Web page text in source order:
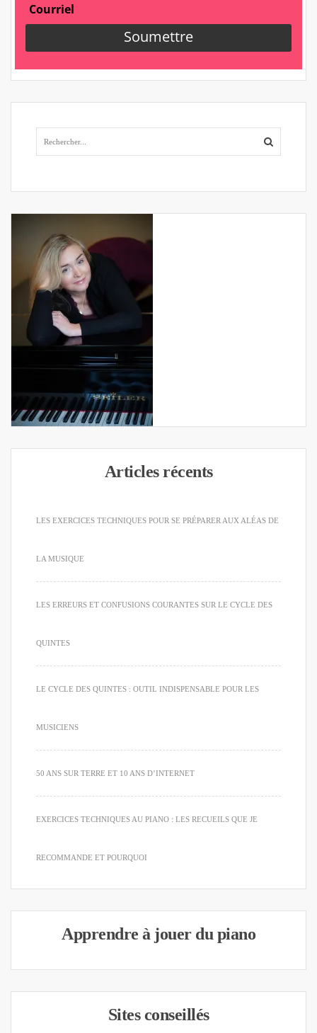
Articles récents
LES EXERCICES TECHNIQUES POUR SE PRÉPARER AUX ALÉAS DE
LA MUSIQUE
LES ERREURS ET CONFUSIONS COURANTES SUR LE CYCLE DES
QUINTES
LE CYCLE DES QUINTES : OUTIL INDISPENSABLE POUR LES
MUSICIENS
50 ANS SUR TERRE ET 10 ANS D’INTERNET
EXERCICES TECHNIQUES AU PIANO : LES RECUEILS QUE JE
RECOMMANDE ET POURQUOI
Apprendre à jouer du piano
Sites conseillés